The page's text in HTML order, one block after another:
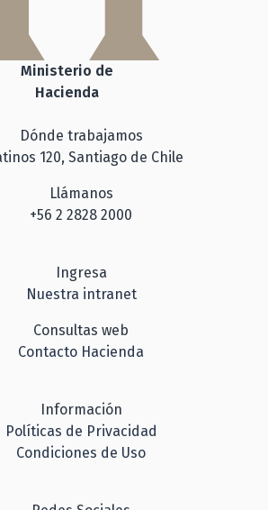
Ministerio de
Hacienda
Dónde trabajamos
120, Santiago de Chile
Llámanos
+56 2 2828 2000
Ingresa
Nuestra intranet
Consultas web
Contacto Hacienda
Información
Políticas de Privacidad
Condiciones de Uso